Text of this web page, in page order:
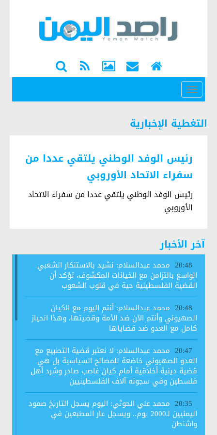
القائمة
التغطية الإخبارية
رئيس الوفد الوطني يلتقي عددا من
سفراء الاتحاد الأوروبي
رئيس الوفد الوطني يلتقي عددا من سفراء الاتحاد
الأوروبي
آخر الأخبار
20:48 محمد عبدالسلام: نشيد بالاستنكار الشعبي
الواسع بالتزامن مع الخيانات المكشوف، تؤكد أن
القضية الفلسطينية حية في قلوب الشعوب
20:48 محمد عبدالسلام: أنتم اليوم مع الكيان
الصهيوني وأنتم الآن ضد الأمة وقضيتها، وهذا انحياز
كامل مع العدو ضد قضاياها
20:47 محمد عبدالسلام: لا نعتبر قضية التطبيع مع
العدو الصهيوني خاضعة للمصالح السياسية بل هي
قضية دينية أخلاقية أمام كيان غاصب صادر وشرد أهل
فلسطين وفي سجونه آلاف الفلسطينيين
20:35 محمد علي الحوثي: اليوم يسجل التاريخ صمود
اليمنيين لـ2000 يوم.. ويسجل عار المطبعين في
واشنطن